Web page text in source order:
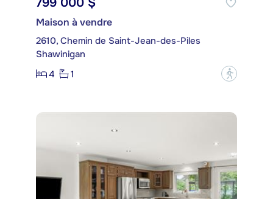
Maison à vendre
2610, Chemin de Saint-Jean-des-Piles
Shawinigan
4
1 ?